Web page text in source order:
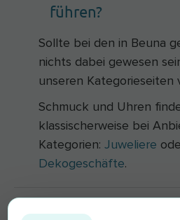
führen?
Sollte bei den in Beuna
nichts dabei gewesen
unseren Kategorieseiten
Schmuck und Uhren
klassischerweise bei
Kategorien: Juweliere
Dekogeschäfte.
Worauf muss ich